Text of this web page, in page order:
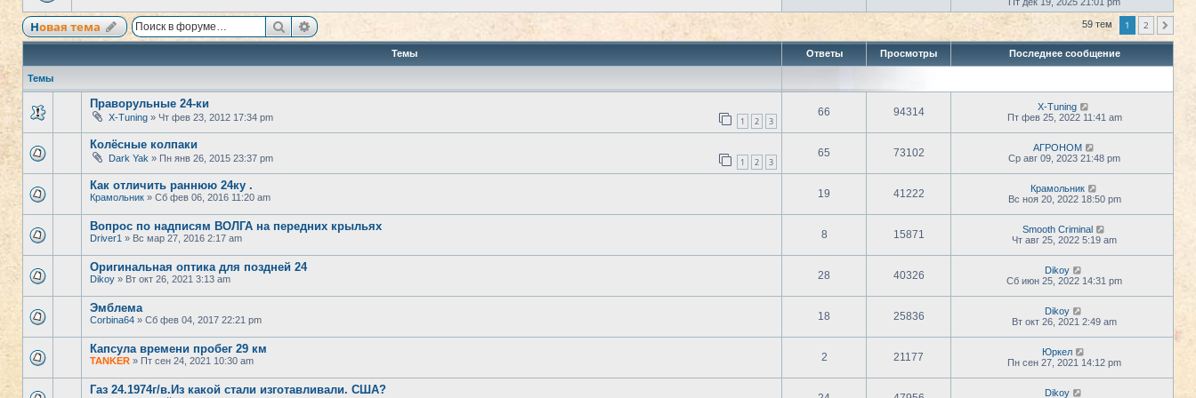
с
л
е
д
н
с
о
е
н
т
и
к
о
с
л
м
у
о
о
б
щ
е
н
и
ю
р
е
т
и
к
е
м
у
о
о
б
щ
е
н
и
Новая тема ПоискРасширенный поиск 59 тем 1 2
Темы Ответы Просмотры Последнее сообщение
Темы
Праворульные 24-ки
X-Tuning » Чт фев 23, 2012 17:34 pm 1 2 3
66 94314
X-Tuning
Пт фев 25, 2022 11:41 am
Колёсные колпаки
Dark Yak » Пн янв 26, 2015 23:37 pm 1 2 3
65 73102
АГРОНОМ
Ср авг 09, 2023 21:48 pm
Как отличить раннюю 24ку .
Крамольник » Сб фев 06, 2016 11:20 am 19 41222
Крамольник
Вс ноя 20, 2022 18:50 pm
Вопрос по надписям ВОЛГА на передних крыльях
Driver1 » Вс мар 27, 2016 2:17 am 8 15871
Smooth Criminal
Чт авг 25, 2022 5:19 am
Оригинальная оптика для поздней 24
Dikoy » Вт окт 26, 2021 3:13 am 28 40326
Dikoy
Сб июн 25, 2022 14:31 pm
Эмблема
Corbina64 » Сб фев 04, 2017 22:21 pm 18 25836
Dikoy
Вт окт 26, 2021 2:49 am
Капсула времени пробег 29 км
TANKER » Пт сен 24, 2021 10:30 am 2 21177
Юркел
Пн сен 27, 2021 14:12 pm
Газ 24.1974г/в.Из какой стали изготавливали. США?
Dikoy